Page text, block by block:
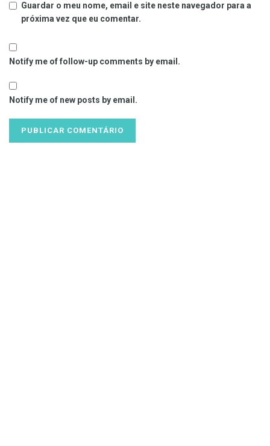
Guardar o meu nome, email e site neste navegador para a
próxima vez que eu comentar.
Notify me of follow-up comments by email.
Notify me of new posts by email.